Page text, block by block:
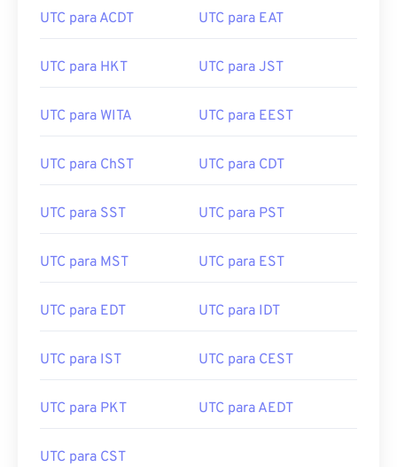
UTC para ACDT UTC para EAT
UTC para HKT UTC para JST
UTC para WITA UTC para EEST
UTC para ChST UTC para CDT
UTC para SST UTC para PST
UTC para MST UTC para EST
UTC para EDT UTC para IDT
UTC para IST UTC para CEST
UTC para PKT UTC para AEDT
UTC para CST